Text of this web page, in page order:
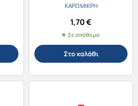
ΚΑΡΩ ΜΙΚΡΗ
1,70€
Σε απόθεμα
Στο καλάθι